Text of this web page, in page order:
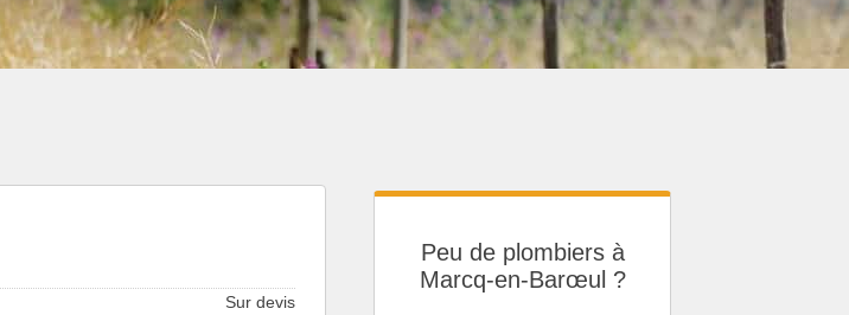
Peu de plombiers à
Marcq-en-Barœul ?
Sur devis